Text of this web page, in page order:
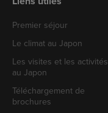
Premier séjour
Le climat au Japon
Les visites et les activités
au Japon
Téléchargement de
brochures